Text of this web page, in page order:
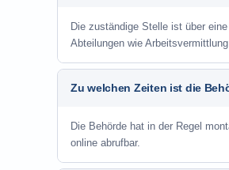
Die zuständige Stelle ist über
Abteilungen wie
Zu welchen Zeiten ist die
Die Behörde hat in der Regel
online abrufbar.